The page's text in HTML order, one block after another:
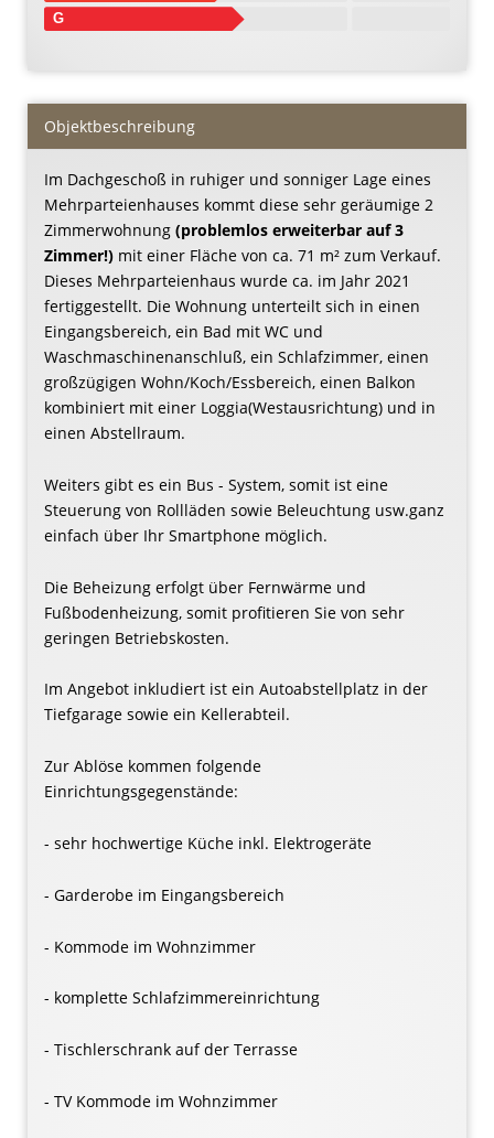
G
Objekt­beschreibung
Im Dachgeschoß in ruhiger und sonniger Lage eines
Mehrparteienhauses kommt diese sehr geräumige 2
Zimmerwohnung (problemlos erweiterbar auf 3
Zimmer!) mit einer Fläche von ca. 71 m² zum Verkauf.
Dieses Mehrparteienhaus wurde ca. im Jahr 2021
fertiggestellt. Die Wohnung unterteilt sich in einen
Eingangsbereich, ein Bad mit WC und
Waschmaschinenanschluß, ein Schlafzimmer, einen
großzügigen Wohn/Koch/Essbereich, einen Balkon
kombiniert mit einer Loggia(Westausrichtung) und in
einen Abstellraum.
Weiters gibt es ein Bus - System, somit ist eine
Steuerung von Rollläden sowie Beleuchtung usw.ganz
einfach über Ihr Smartphone möglich.
Die Beheizung erfolgt über Fernwärme und
Fußbodenheizung, somit profitieren Sie von sehr
geringen Betriebskosten.
Im Angebot inkludiert ist ein Autoabstellplatz in der
Tiefgarage sowie ein Kellerabteil.
Zur Ablöse kommen folgende
Einrichtungsgegenstände:
- sehr hochwertige Küche inkl. Elektrogeräte
- Garderobe im Eingangsbereich
- Kommode im Wohnzimmer
- komplette Schlafzimmereinrichtung
- Tischlerschrank auf der Terrasse
- TV Kommode im Wohnzimmer